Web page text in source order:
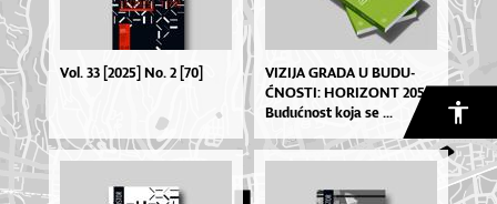
Vol. 33 [2025] No. 2 [70]
VI­ZI­JA GRA­DA U BU­DU­
ĆNOS­TI: HO­RI­ZO­NT 2050.
Bu­du­ćno­st ko­ja se ...